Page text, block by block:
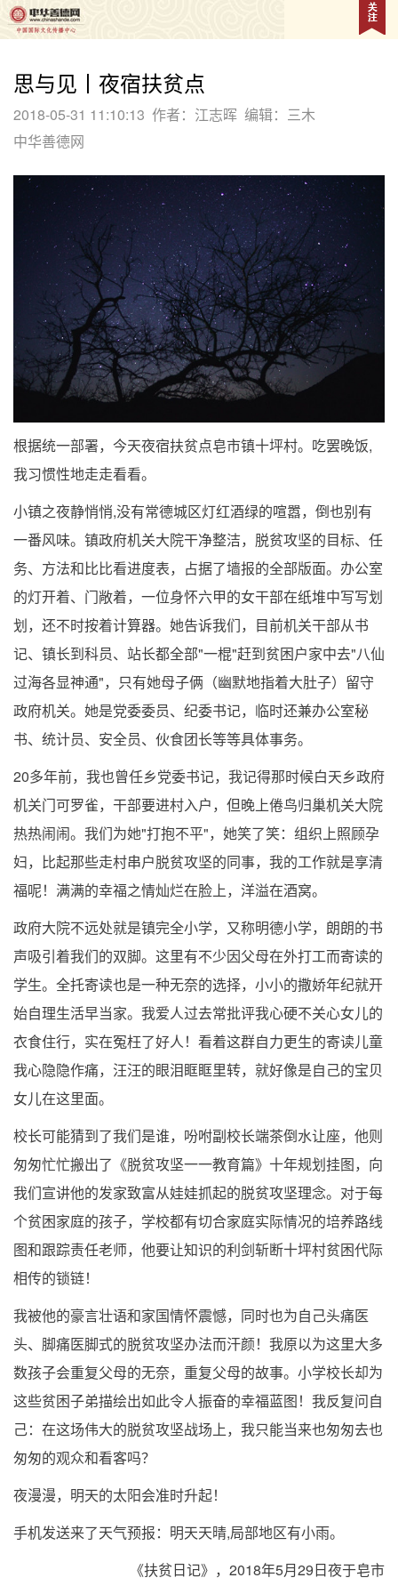
思与见丨夜宿扶贫点
2018-05-31 11:10:13 作者：江志晖 编辑：三木
中华善德网
根据统一部署，今天夜宿扶贫点皂市镇十坪村。吃罢晚饭,
我习惯性地走走看看。
小镇之夜静悄悄,没有常德城区灯红酒绿的喧嚣，倒也别有
一番风味。镇政府机关大院干净整洁，脱贫攻坚的目标、任
务、方法和比比看进度表，占据了墙报的全部版面。办公室
的灯开着、门敞着，一位身怀六甲的女干部在纸堆中写写划
划，还不时按着计算器。她告诉我们，目前机关干部从书
记、镇长到科员、站长都全部"一棍"赶到贫困户家中去"八仙
过海各显神通"，只有她母子俩（幽默地指着大肚子）留守
政府机关。她是党委委员、纪委书记，临时还兼办公室秘
书、统计员、安全员、伙食团长等等具体事务。
20多年前，我也曾任乡党委书记，我记得那时候白天乡政府
机关门可罗雀，干部要进村入户，但晚上倦鸟归巢机关大院
热热闹闹。我们为她"打抱不平"，她笑了笑：组织上照顾孕
妇，比起那些走村串户脱贫攻坚的同事，我的工作就是享清
福呢！满满的幸福之情灿烂在脸上，洋溢在酒窝。
政府大院不远处就是镇完全小学，又称明德小学，朗朗的书
声吸引着我们的双脚。这里有不少因父母在外打工而寄读的
学生。全托寄读也是一种无奈的选择，小小的撒娇年纪就开
始自理生活早当家。我爱人过去常批评我心硬不关心女儿的
衣食住行，实在冤枉了好人！看着这群自力更生的寄读儿童
我心隐隐作痛，汪汪的眼泪眶眶里转，就好像是自己的宝贝
女儿在这里面。
校长可能猜到了我们是谁，吩咐副校长端茶倒水让座，他则
匆匆忙忙搬出了《脱贫攻坚一一教育篇》十年规划挂图，向
我们宣讲他的发家致富从娃娃抓起的脱贫攻坚理念。对于每
个贫困家庭的孩子，学校都有切合家庭实际情况的培养路线
图和跟踪责任老师，他要让知识的利剑斩断十坪村贫困代际
相传的锁链！
我被他的豪言壮语和家国情怀震憾，同时也为自己头痛医
头、脚痛医脚式的脱贫攻坚办法而汗颜！我原以为这里大多
数孩子会重复父母的无奈，重复父母的故事。小学校长却为
这些贫困子弟描绘出如此令人振奋的幸福蓝图！我反复问自
己：在这场伟大的脱贫攻坚战场上，我只能当来也匆匆去也
匆匆的观众和看客吗？
夜漫漫，明天的太阳会准时升起！
手机发送来了天气预报：明天天晴,局部地区有小雨。
《扶贫日记》，2018年5月29日夜于皂市